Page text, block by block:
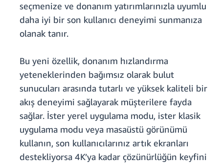
seçmenize ve donanım yatırımlarınızla uyumlu
daha iyi bir son kullanıcı deneyimi sunmanıza
olanak tanır.
Bu yeni özellik, donanım hızlandırma
yeteneklerinden bağımsız olarak bulut
sunucuları arasında tutarlı ve yüksek kaliteli bir
akış deneyimi sağlayarak müşterilere fayda
sağlar. İster yerel uygulama modu, ister klasik
uygulama modu veya masaüstü görünümü
kullanın, son kullanıcılarınız artık ekranları
destekliyorsa 4K’ya kadar çözünürlüğün keyfini